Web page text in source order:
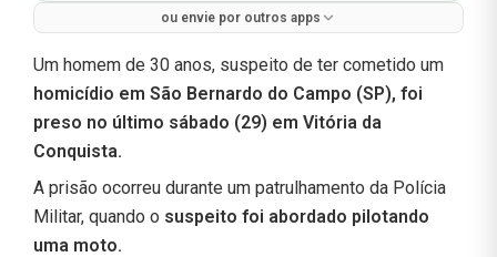
ou envie por outros apps
Um homem de 30 anos, suspeito de ter cometido um
homicídio em São Bernardo do Campo (SP), foi
preso no último sábado (29) em Vitória da
Conquista.
A prisão ocorreu durante um patrulhamento da Polícia
Militar, quando o suspeito foi abordado pilotando
uma moto.